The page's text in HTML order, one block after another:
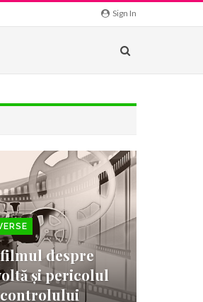
Sign In
despre
și pericolul